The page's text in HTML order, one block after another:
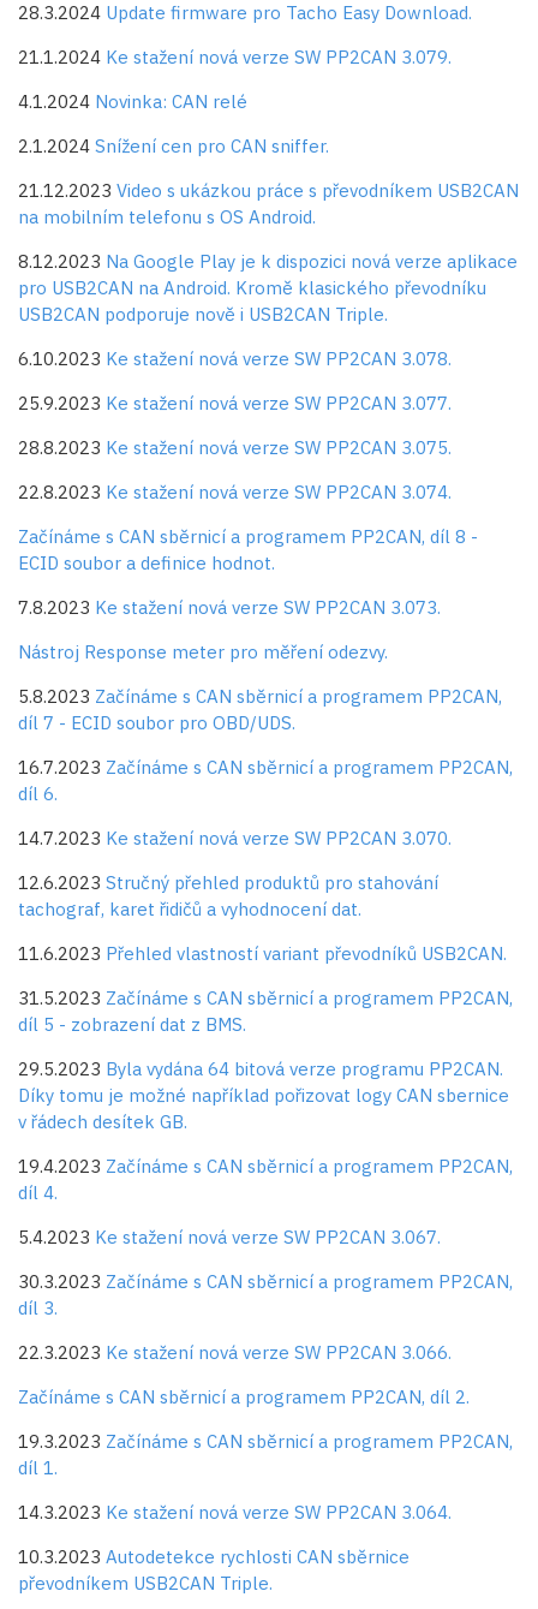
28.3.2024 Update firmware pro Tacho Easy Download.
21.1.2024 Ke stažení nová verze SW PP2CAN 3.079.
4.1.2024 Novinka: CAN relé
2.1.2024 Snížení cen pro CAN sniffer.
21.12.2023 Video s ukázkou práce s převodníkem USB2CAN
na mobilním telefonu s OS Android.
8.12.2023 Na Google Play je k dispozici nová verze aplikace
pro USB2CAN na Android. Kromě klasického převodníku
USB2CAN podporuje nově i USB2CAN Triple.
6.10.2023 Ke stažení nová verze SW PP2CAN 3.078.
25.9.2023 Ke stažení nová verze SW PP2CAN 3.077.
28.8.2023 Ke stažení nová verze SW PP2CAN 3.075.
22.8.2023 Ke stažení nová verze SW PP2CAN 3.074.
Začínáme s CAN sběrnicí a programem PP2CAN, díl 8 -
ECID soubor a definice hodnot.
7.8.2023 Ke stažení nová verze SW PP2CAN 3.073.
Nástroj Response meter pro měření odezvy.
5.8.2023 Začínáme s CAN sběrnicí a programem PP2CAN,
díl 7 - ECID soubor pro OBD/UDS.
16.7.2023 Začínáme s CAN sběrnicí a programem PP2CAN,
díl 6.
14.7.2023 Ke stažení nová verze SW PP2CAN 3.070.
12.6.2023 Stručný přehled produktů pro stahování
tachograf, karet řidičů a vyhodnocení dat.
11.6.2023 Přehled vlastností variant převodníků USB2CAN.
31.5.2023 Začínáme s CAN sběrnicí a programem PP2CAN,
díl 5 - zobrazení dat z BMS.
29.5.2023 Byla vydána 64 bitová verze programu PP2CAN.
Díky tomu je možné například pořizovat logy CAN sbernice
v řádech desítek GB.
19.4.2023 Začínáme s CAN sběrnicí a programem PP2CAN,
díl 4.
5.4.2023 Ke stažení nová verze SW PP2CAN 3.067.
30.3.2023 Začínáme s CAN sběrnicí a programem PP2CAN,
díl 3.
22.3.2023 Ke stažení nová verze SW PP2CAN 3.066.
Začínáme s CAN sběrnicí a programem PP2CAN, díl 2.
19.3.2023 Začínáme s CAN sběrnicí a programem PP2CAN,
díl 1.
14.3.2023 Ke stažení nová verze SW PP2CAN 3.064.
10.3.2023 Autodetekce rychlosti CAN sběrnice
převodníkem USB2CAN Triple.